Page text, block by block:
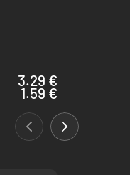
3.29 €
1.59 €